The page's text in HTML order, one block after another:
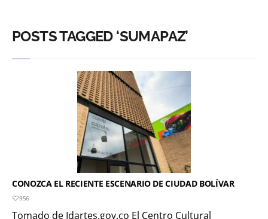
POSTS TAGGED ‘SUMAPAZ’
CONOZCA EL RECIENTE ESCENARIO DE CIUDAD BOLÍVAR
956
Tomado de Idartes.gov.co El Centro Cultural